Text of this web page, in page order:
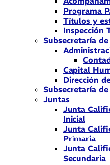
Programa
Títulos y
Inspección
Subsecretaría
Capital
Dirección
Subsecretaría
Juntas
Junta
Inicial
Junta
Primaria
Junta
Secundaria